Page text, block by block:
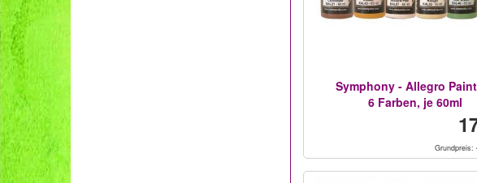
Symphony - Allegro
6 Farben, je 60ml